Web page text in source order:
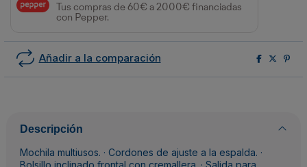
Tus compras de 60€ a 2000€ financiadas
con Pepper.
Añadir a la comparación
Descripción
Mochila multiusos. · Cordones de ajuste a la espalda. ·
Bolsillo inclinado frontal con cremallera. · Salida para